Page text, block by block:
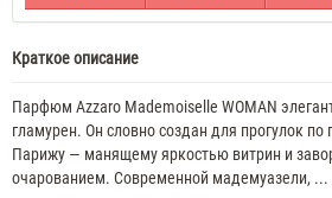
Mademoiselle
ML
Духи
женскиеAzzaro
Mademoiselle
Краткое описание
Парфюм Azzaro Mademoiselle WOMAN
гламурен. Он словно создан для прогулок
Парижу — манящему яркостью витрин и
очарованием. Современной мадемуазели, ...